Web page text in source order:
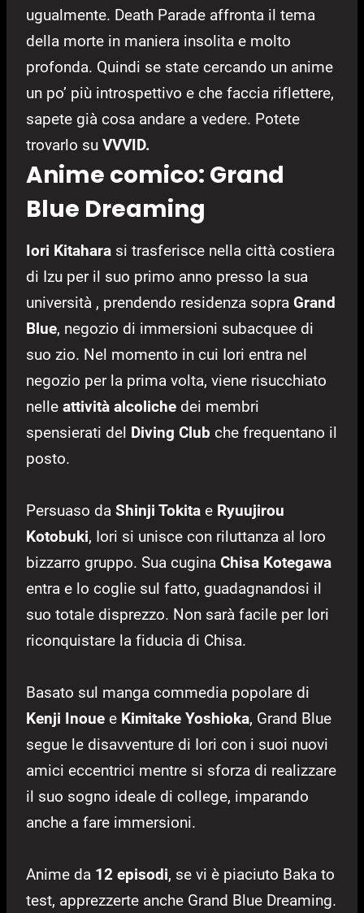
ugualmente. Death Parade affronta il tema
della morte in maniera insolita e molto
profonda. Quindi se state cercando un anime
un po’ più introspettivo e che faccia riflettere,
sapete già cosa andare a vedere. Potete
trovarlo su VVVID.
Anime comico: Grand
Blue Dreaming
Iori Kitahara si trasferisce nella città costiera
di Izu per il suo primo anno presso la sua
università , prendendo residenza sopra Grand
Blue, negozio di immersioni subacquee di
suo zio. Nel momento in cui Iori entra nel
negozio per la prima volta, viene risucchiato
nelle attività alcoliche dei membri
spensierati del Diving Club che frequentano il
posto.
Persuaso da Shinji Tokita e Ryuujirou
Kotobuki, Iori si unisce con riluttanza al loro
bizzarro gruppo. Sua cugina Chisa Kotegawa
entra e lo coglie sul fatto, guadagnandosi il
suo totale disprezzo. Non sarà facile per Iori
riconquistare la fiducia di Chisa.
Basato sul manga commedia popolare di
Kenji Inoue e Kimitake Yoshioka, Grand Blue
segue le disavventure di Iori con i suoi nuovi
amici eccentrici mentre si sforza di realizzare
il suo sogno ideale di college, imparando
anche a fare immersioni.
Anime da 12 episodi, se vi è piaciuto Baka to
test, apprezzerte anche Grand Blue Dreaming.